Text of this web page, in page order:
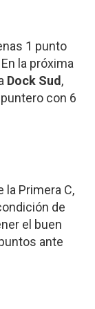
1 punto
la próxima
Dock Sud ,
con 6
la Primera C,
de
el buen
ante